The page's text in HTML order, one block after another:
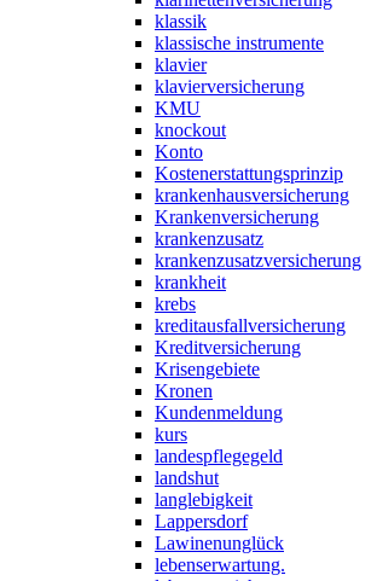
klassik
klassische instrumente
klavier
klavierversicherung
KMU
knockout
Konto
Kostenerstattungsprinzip
krankenhausversicherung
Krankenversicherung
krankenzusatz
krankenzusatzversicherung
krankheit
krebs
kreditausfallversicherung
Kreditversicherung
Krisengebiete
Kronen
Kundenmeldung
kurs
landespflegegeld
landshut
langlebigkeit
Lappersdorf
Lawinenunglück
lebenserwartung.